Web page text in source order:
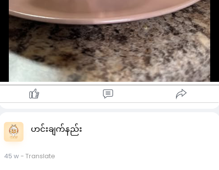
to owner
ဟင်းချက်နည်း
45 w- Translate